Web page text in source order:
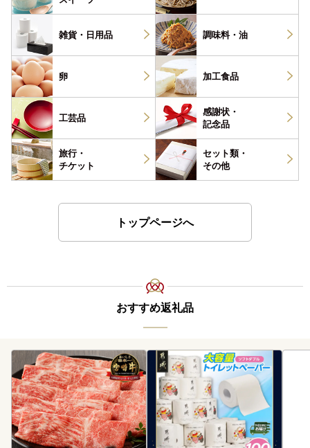
雑貨・ 日用品 調味料・ 油
卵 加工食品
工芸品
感謝状・
記念品
旅行・
チケット
セット類・
その他
トップページへ
おすすめ返礼品